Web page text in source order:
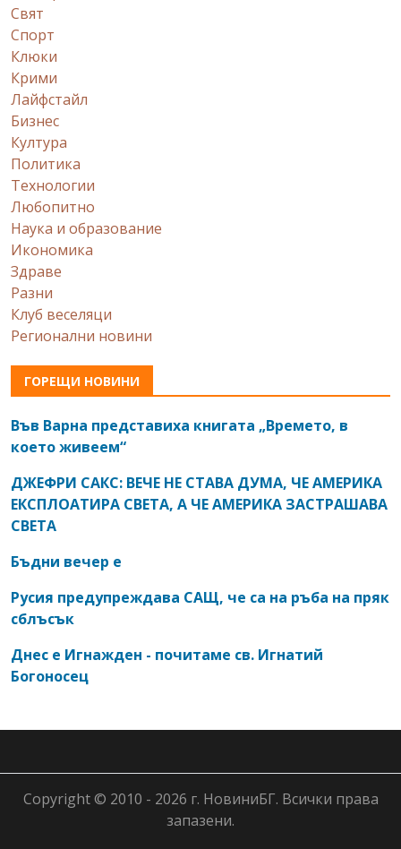
Свят
Спорт
Клюки
Крими
Лайфстайл
Бизнес
Култура
Политика
Технологии
Любопитно
Наука и образование
Икономика
Здраве
Разни
Клуб веселяци
Регионални новини
ГОРЕЩИ НОВИНИ
Във Варна представиха книгата „Времето, в
което живеем“
ДЖЕФРИ САКС: ВЕЧЕ НЕ СТАВА ДУМА, ЧЕ АМЕРИКА
ЕКСПЛОАТИРА СВЕТА, А ЧЕ АМЕРИКА ЗАСТРАШАВА
СВЕТА
Бъдни вечер е
Русия предупреждава САЩ, че са на ръба на пряк
сблъсък
Днес е Игнажден - почитаме св. Игнатий
Богоносец
Copyright © 2010 - 2026 г. НовиниБГ. Всички права
запазени.